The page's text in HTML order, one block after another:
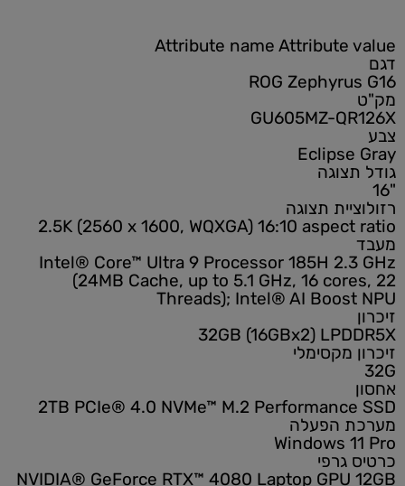
Attribute name Attribute value
דגם
ROG Zephyrus G16
מק"ט
GU605MZ-QR126X
צבע
Eclipse Gray
גודל תצוגה
"16
רזולוציית תצוגה
2.5K (2560 x 1600, WQXGA) 16:10 aspect ratio
מעבד
Intel® Core™ Ultra 9 Processor 185H 2.3 GHz
(24MB Cache, up to 5.1 GHz, 16 cores, 22
Threads); Intel® AI Boost NPU
זיכרון
32GB (16GBx2) LPDDR5X
זיכרון מקסימלי
32G
אחסון
2TB PCIe® 4.0 NVMe™ M.2 Performance SSD
מערכת הפעלה
Windows 11 Pro
כרטיס גרפי
NVIDIA® GeForce RTX™ 4080 Laptop GPU 12GB